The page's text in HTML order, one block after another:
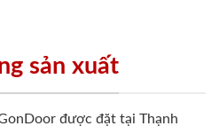
sản xuất
được đặt tại Thạnh